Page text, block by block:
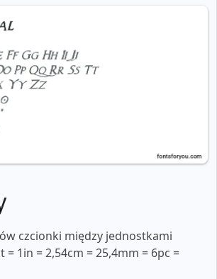
czcionki między jednostkami
1in = 2,54cm = 25,4mm = 6pc =